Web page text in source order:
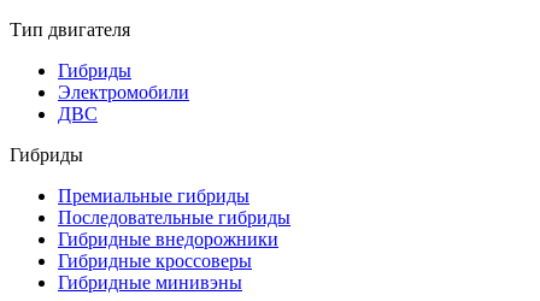
Тип двигателя
Гибриды
Электромобили
ДВС
Гибриды
Премиальные гибриды
Последовательные гибриды
Гибридные внедорожники
Гибридные кроссоверы
Гибридные минивэны